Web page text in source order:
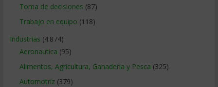
Toma de decisiones (87)
Trabajo en equipo (118)
Industrias (4.874)
Aeronautica (95)
Alimentos, Agricultura, Ganaderia y Pesca (325)
Automotriz(379)